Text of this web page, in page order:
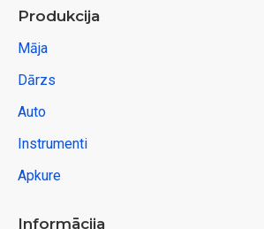
Produkcija
Māja
Dārzs
Auto
Instrumenti
Apkure
Informācija